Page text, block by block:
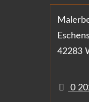
42283
0